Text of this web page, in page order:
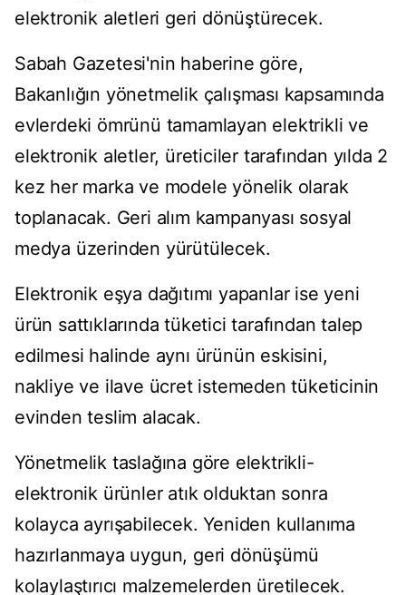
elektronik aletleri geri dönüştürecek.
Sabah Gazetesi'nin haberine göre,
Bakanlığın yönetmelik çalışması kapsamında
evlerdeki ömrünü tamamlayan elektrikli ve
elektronik aletler, üreticiler tarafından yılda 2
kez her marka ve modele yönelik olarak
toplanacak. Geri alım kampanyası sosyal
medya üzerinden yürütülecek.
Elektronik eşya dağıtımı yapanlar ise yeni
ürün sattıklarında tüketici tarafından talep
edilmesi halinde aynı ürünün eskisini,
nakliye ve ilave ücret istemeden tüketicinin
evinden teslim alacak.
Yönetmelik taslağına göre elektrikli-
elektronik ürünler atık olduktan sonra
kolayca ayrışabilecek. Yeniden kullanıma
hazırlanmaya uygun, geri dönüşümü
kolaylaştırıcı malzemelerden üretilecek.